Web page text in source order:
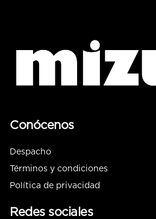
Conócenos
Despacho
Términos y condiciones
Política de privacidad
Redes sociales